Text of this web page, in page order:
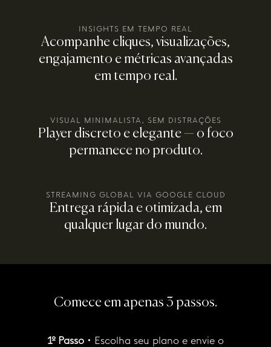
INSIGHTS EM TEMPO REAL
Acompanhe cliques, visualizações,
engajamento e métricas avançadas
em tempo real.
VISUAL MINIMALISTA, SEM DISTRAÇÕES
Player discreto e elegante — o foco
permanece no produto.
STREAMING GLOBAL VIA GOOGLE CLOUD
Entrega rápida e otimizada, em
qualquer lugar do mundo.
Comece em apenas 3 passos.
1º Passo • Escolha seu plano e envie o